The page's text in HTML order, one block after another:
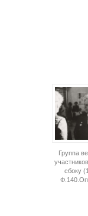
Группа
сбоку